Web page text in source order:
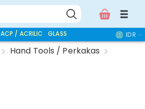
ACP / ACRILIC GLASS ACCESSORIES IDR
Hand Tools / Perkakas